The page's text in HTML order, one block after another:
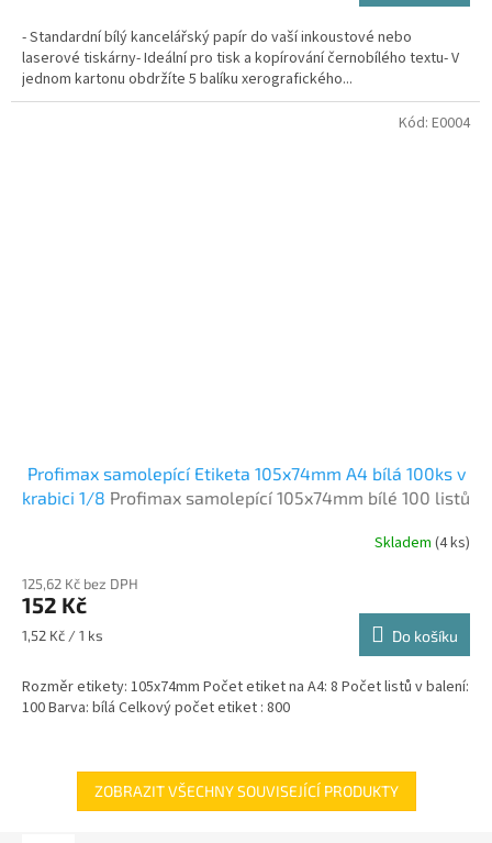
- Standardní bílý kancelářský papír do vaší inkoustové nebo
laserové tiskárny- Ideální pro tisk a kopírování černobílého textu- V
jednom kartonu obdržíte 5 balíku xerografického...
Profimax samolepící Etiketa 105x74mm A4 bílá 100ks v
krabici 1/8 Profimax samolepící 105x74mm bílé 100 listů
Skladem (4 ks)
125,62 Kč bez DPH
152 Kč
Měrná
1,52 Kč / 1 ks Do košíku
Rozměr etikety: 105x74mm Počet etiket na A4: 8 Počet listů v balení:
100 Barva: bílá Celkový počet etiket : 800
Kód: E0004
ZOBRAZIT VŠECHNY SOUVISEJÍCÍ PRODUKTY